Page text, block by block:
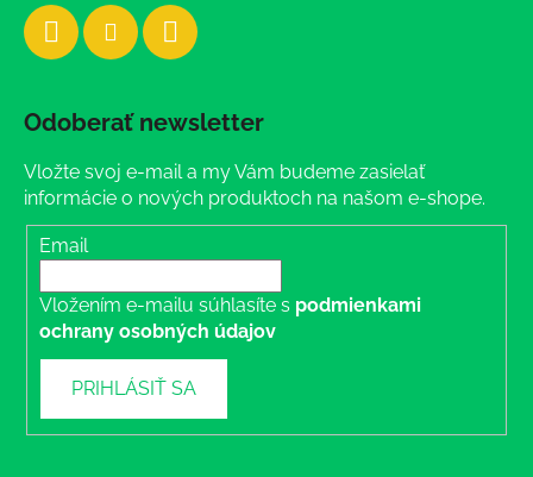
Odoberať newsletter
Vložte svoj e-mail a my Vám budeme zasielať
informácie o nových produktoch na našom e-shope.
Email
Vložením e-mailu súhlasíte s podmienkami
ochrany osobných údajov
PRIHLÁSIŤ SA